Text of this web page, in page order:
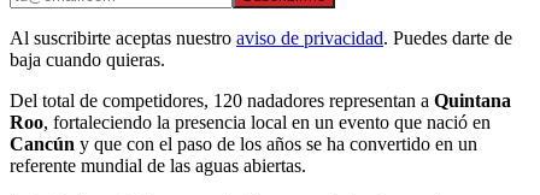
Al suscribirte aceptas nuestro aviso de privacidad. Puedes darte de
baja cuando quieras.
Del total de competidores, 120 nadadores representan a Quintana
Roo, fortaleciendo la presencia local en un evento que nació en
Cancún y que con el paso de los años se ha convertido en un
referente mundial de las aguas abiertas.